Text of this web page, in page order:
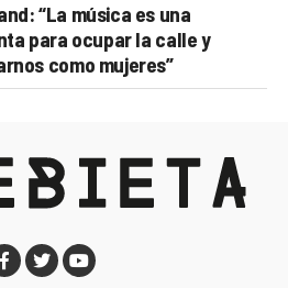
“La música es una
para ocupar la calle y
como mujeres”